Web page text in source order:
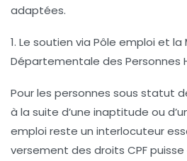
adaptées.
1. Le soutien via Pôle emploi et la
Départementale des Personnes
Pour les personnes sous statut
à la suite d’une inaptitude ou
emploi reste un interlocuteur
versement des droits CPF